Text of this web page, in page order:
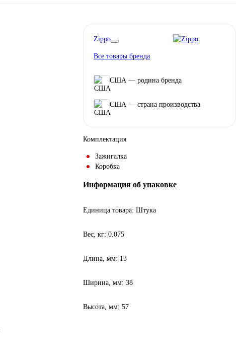
Zippo
Все товары бренда
США — родина бренда
США — страна производства
Комплектация
Зажигалка
Коробка
Информация об упаковке
Единица товара: Штука
Вес, кг: 0.075
Длина, мм: 13
Ширина, мм: 38
Высота, мм: 57